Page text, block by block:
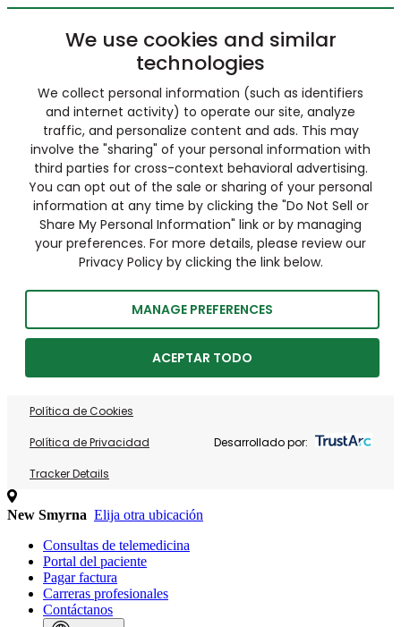
We use cookies and similar
technologies
We collect personal information (such as identifiers
and internet activity) to operate our site, analyze
traffic, and personalize content and ads. This may
involve the "sharing" of your personal information with
third parties for cross-context behavioral advertising.
You can opt out of the sale or sharing of your personal
information at any time by clicking the "Do Not Sell or
Share My Personal Information" link or by managing
your preferences. For more details, please review our
Privacy Policy by clicking the link below.
MANAGE PREFERENCES
ACEPTAR TODO
Política de Cookies
Política de Privacidad
Tracker Details
Desarrollado por:
New Smyrna Elija otra ubicación
Consultas de telemedicina
Portal del paciente
Pagar factura
Carreras profesionales
Contáctanos